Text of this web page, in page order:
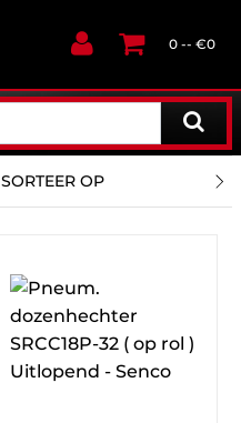
0 -- €0
SORTEER OP